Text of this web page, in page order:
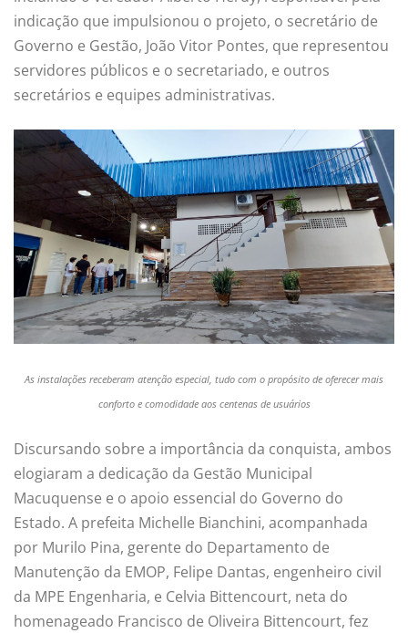
indicação que impulsionou o projeto, o secretário de
Governo e Gestão, João Vitor Pontes, que representou
servidores públicos e o secretariado, e outros
secretários e equipes administrativas.
As instalações receberam atenção especial, tudo com o propósito de oferecer mais
conforto e comodidade aos centenas de usuários
Discursando sobre a importância da conquista, ambos
elogiaram a dedicação da Gestão Municipal
Macuquense e o apoio essencial do Governo do
Estado. A prefeita Michelle Bianchini, acompanhada
por Murilo Pina, gerente do Departamento de
Manutenção da EMOP, Felipe Dantas, engenheiro civil
da MPE Engenharia, e Celvia Bittencourt, neta do
homenageado Francisco de Oliveira Bittencourt, fez